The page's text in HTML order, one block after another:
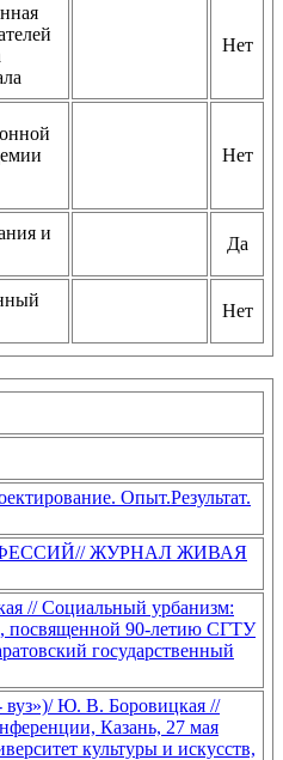
Нет
Нет
и
Да
Нет
Опыт.Результат.
ЖУРНАЛ ЖИВАЯ
// Социальный урбанизм:
посвященной 90-летию СГТУ
государственный
вуз»)/ Ю. В. Боровицкая //
Казань, 27 мая
культуры и искусств,